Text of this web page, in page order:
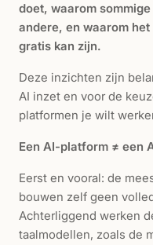
doet, waarom
andere, en waarom
gratis kan zijn.
Deze inzichten zijn
AI inzet en voor de
platformen je wilt
Een AI-platform ≠ een
Eerst en vooral: de
bouwen zelf geen
Achterliggend werken
taalmodellen, zoals de